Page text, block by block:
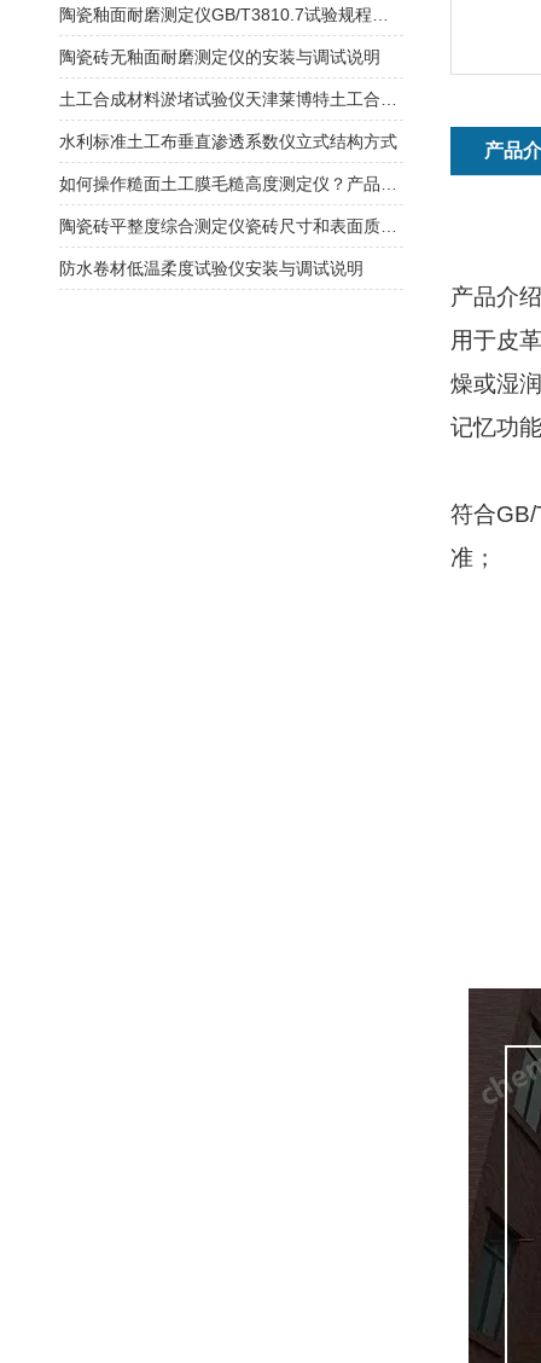
产品
产品介绍
用于皮
燥或湿
记忆功
符合
准；
陶瓷砖无釉面耐磨测定仪的安装与调试说明
水利标准土工布垂直渗透系数仪立式结构方式
防水卷材低温柔度试验仪安装与调试说明